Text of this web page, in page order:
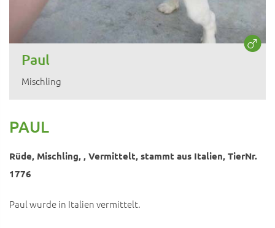
Paul
Mischling
PAUL
Rüde, Mischling, , Vermittelt, stammt aus Italien, TierNr.
1776
Paul wurde in Italien vermittelt.